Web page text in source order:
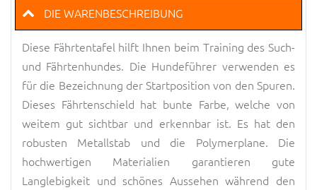
DIE WARENBESCHREIBUNG
Diese Fährtentafel hilft Ihnen beim Training des Such-
und Fährtenhundes. Die Hundeführer verwenden es
für die Bezeichnung der Startposition von den Spuren.
Dieses Fährtenschield hat bunte Farbe, welche von
weitem gut sichtbar und erkennbar ist. Es hat den
robusten Metallstab und die Polymerplane. Die
hochwertigen Materialien garantieren gute
Langlebigkeit und schönes Aussehen während den